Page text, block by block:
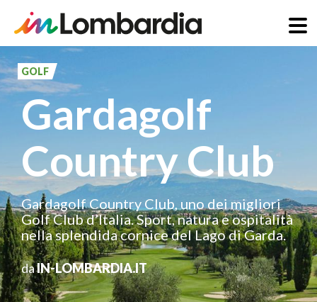
Salta
al
contenuto
principale
GOLF
Gardagolf
Country Club
Gardagolf Country Club, uno dei migliori
Golf Club d’Italia. Sport, natura e ospitalità
nella splendida cornice del Lago di Garda.
daIN-LOMBARDIA.IT